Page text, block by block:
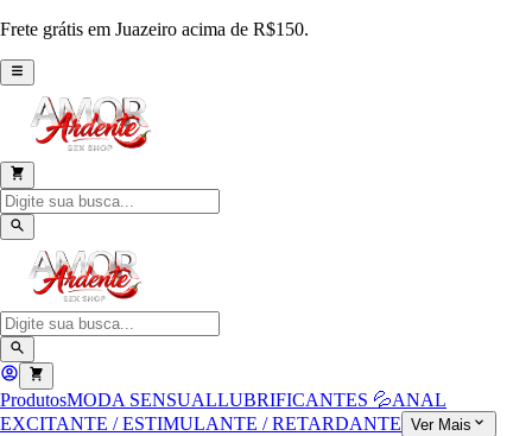
Frete grátis em Juazeiro acima de R$150.
ProdutosMODA SENSUALLUBRIFICANTES 💦ANAL
EXCITANTE / ESTIMULANTE / RETARDANTE Ver Mais